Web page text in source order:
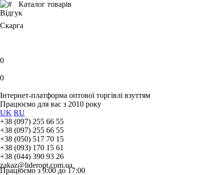
Каталог товарів
Відгук
Скарга
0
0
Інтернет-платформа оптової торгівлі взуттям
Працюємо для вас з 2010 року
UK RU
+38 (097) 255 66 55
+38 (097) 255 66 55
+38 (050) 517 70 15
+38 (093) 170 15 61
+38 (044) 390 93 26
zakaz@lideropt.com.ua
Працюємо з 9:00 до 17:00